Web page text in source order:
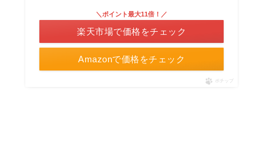
Amazonで価格をチェック
＼ポイント最大11倍！／
楽天市場で価格をチェック
ポチップ